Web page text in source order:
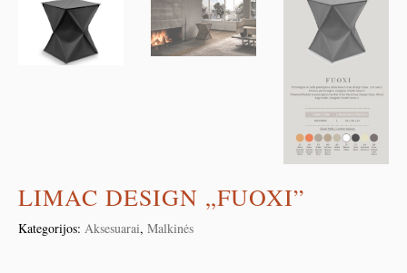
LIMAC DESIGN „FUOXI”
Kategorijos: Aksesuarai, Malkinės